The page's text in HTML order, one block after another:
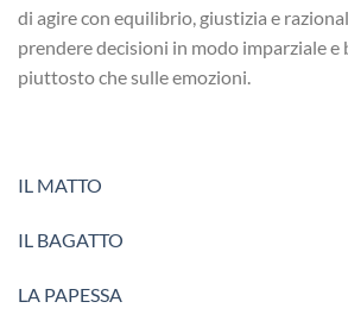
di agire con equilibrio, giustizia e
prendere decisioni in modo imparziale e
piuttosto che sulle emozioni.
IL MATTO
IL BAGATTO
LA PAPESSA